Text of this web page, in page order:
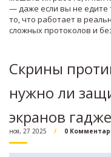
— даже если вы не едите
то, что работает в
сложных протоколов и
Скрины
нужно ли
экранов
ноя, 27 2025 0